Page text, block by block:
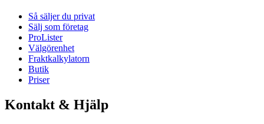
Så säljer du privat
Sälj som företag
ProLister
Välgörenhet
Fraktkalkylatorn
Butik
Priser
Kontakt & Hjälp